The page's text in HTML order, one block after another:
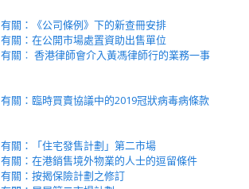
有關：《公司條例》下的新查冊安排
有關：在公開市場處置資助出售單位
有關︰ 香港律師會介入黃馮律師行的業務一事
有關：臨時買賣協議中的2019冠狀病毒病條款
有關：「住宅發售計劃」第二市場
有關：在港銷售境外物業的人士的逗留條件
有關：按揭保險計劃之修訂